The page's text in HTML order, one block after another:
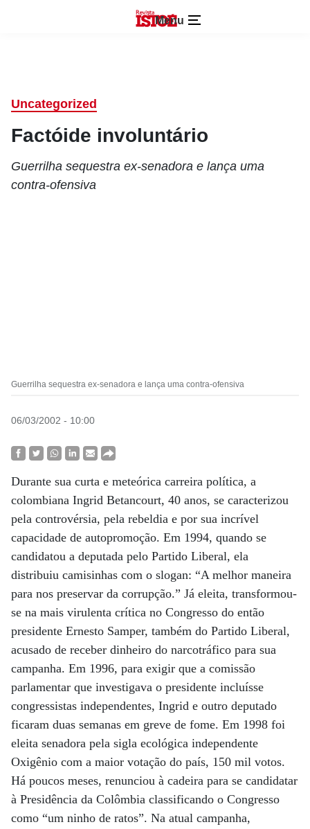
Menu
Uncategorized
Factóide involuntário
Guerrilha sequestra ex-senadora e lança uma
contra-ofensiva
Guerrilha sequestra ex-senadora e lança uma contra-ofensiva
06/03/2002 - 10:00
Durante sua curta e meteórica carreira política, a
colombiana Ingrid Betancourt, 40 anos, se caracterizou
pela controvérsia, pela rebeldia e por sua incrível
capacidade de autopromoção. Em 1994, quando se
candidatou a deputada pelo Partido Liberal, ela
distribuiu camisinhas com o slogan: “A melhor maneira
para nos preservar da corrupção.” Já eleita, transformou-
se na mais virulenta crítica no Congresso do então
presidente Ernesto Samper, também do Partido Liberal,
acusado de receber dinheiro do narcotráfico para sua
campanha. Em 1996, para exigir que a comissão
parlamentar que investigava o presidente incluísse
congressistas independentes, Ingrid e outro deputado
ficaram duas semanas em greve de fome. Em 1998 foi
eleita senadora pela sigla ecológica independente
Oxigênio com a maior votação do país, 150 mil votos.
Há poucos meses, renunciou à cadeira para se candidatar
à Presidência da Colômbia classificando o Congresso
como “um ninho de ratos”. Na atual campanha,